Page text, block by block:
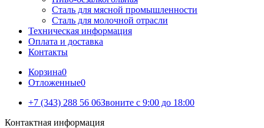
Сталь для мясной промышленности
Сталь для молочной отрасли
Техническая информация
Оплата и доставка
Контакты
Корзина0
Отложенные0
+7 (343) 288 56 06Звоните с 9:00 до 18:00
Контактная информация